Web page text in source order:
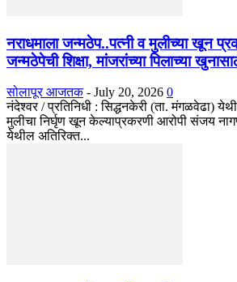
नराधमाला जन्मठेप..पत्नी व मुलीच्या खून
जन्मठेपेची शिक्षा, मांजरांच्या पिलाच्या
सोलापूर आजतक - July 20, 2026 0
नंदेश्वर / प्रतिनिधी : सिद्धनकेरी (ता. मंगळवेढा)
मुलीचा निर्घृण खून केल्याप्रकरणी आरोपी संजय
येथील अतिरिक्त...